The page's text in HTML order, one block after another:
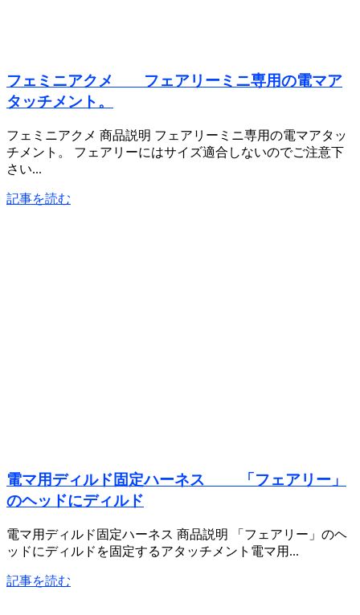
フェミニアクメ フェアリーミニ専用の電マア
タッチメント。
フェミニアクメ 商品説明 フェアリーミニ専用の電マアタッ
チメント。 フェアリーにはサイズ適合しないのでご注意下
さい...
記事を読む
電マ用ディルド固定ハーネス 「フェアリー」
のヘッドにディルド
電マ用ディルド固定ハーネス 商品説明 「フェアリー」のヘ
ッドにディルドを固定するアタッチメント電マ用...
記事を読む